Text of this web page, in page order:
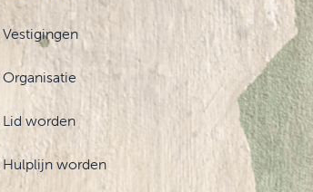
Vestigingen
Organisatie
Lid worden
Hulplijn worden